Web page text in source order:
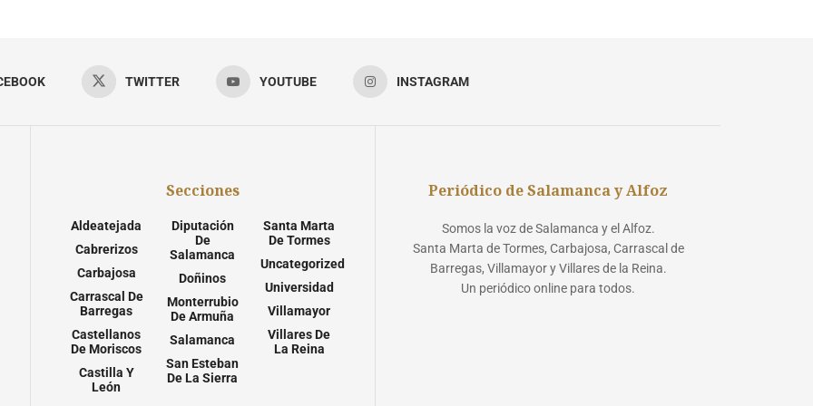
TWITTER YOUTUBE INSTAGRAM
Secciones
Aldeatejada
Cabrerizos
Carbajosa
Carrascal De
Barregas
Castellanos
De Moriscos
Castilla Y
León
Diputación
De
Salamanca
Doñinos
Monterrubio
De Armuña
Salamanca
San Esteban
De La Sierra
Santa Marta
De Tormes
Uncategorized
Universidad
Villamayor
Villares De
La Reina
Periódico de Salamanca y Alfoz
Somos la voz de Salamanca y el Alfoz.
Santa Marta de Tormes, Carbajosa, Carrascal de
Barregas, Villamayor y Villares de la Reina.
Un periódico online para todos.